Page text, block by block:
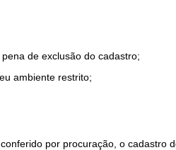
de exclusão do cadastro;
ambiente restrito;
por procuração, o cadastro